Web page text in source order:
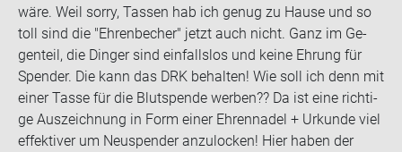
wäre. Weil sorry, Tas­sen hab ich genug zu Hause und so
toll sind die "Eh­ren­be­cher" jetzt auch nicht. Ganz im Ge­
gen­teil, die Din­ger sind ein­falls­los und keine Eh­rung für
Spen­der. Die kann das DRK be­hal­ten! Wie soll ich denn mit
einer Tasse für die Blut­spen­de wer­ben?? Da ist eine rich­ti­
ge Aus­zeich­nung in Form einer Eh­ren­na­del + Ur­kun­de viel
ef­fek­ti­ver um Neu­spen­der an­zu­lo­cken! Hier haben der